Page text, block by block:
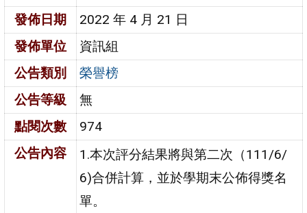
發佈日期
2022 年 4 月 21 日
發佈單位
資訊組
公告類別
榮譽榜
公告等級
無
點閱次數
974
公告內容
1.本次評分結果將與第二次（111/6/
6)合併計算，並於學期末公佈得獎名
單。